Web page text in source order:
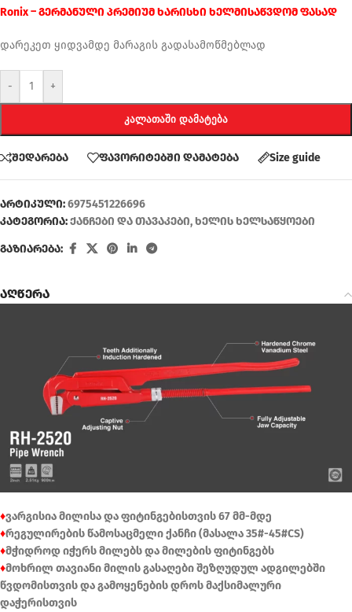
Ronix – გერმანული პრემიუმ ხარისხი ხელმისაწვდომ ფასად
დარეკეთ ყიდვამდე მარაგის გადასამოწმებლად
- +
ᲙᲐᲚᲐᲗᲐᲨᲘ ᲓᲐᲛᲐᲢᲔᲑᲐ
შედარება ფავორიტებში დამატება Size guide
არტიკული:6975451226696
კატეგორია:ქანჩები და თავაკები,ხელის ხელსაწყოები
გაზიარება:
აღწერა
♦ვარგისია მილისა და ფიტინგებისთვის 67 მმ-მდე
♦რეგულირების წამოსაცმელი ქანჩი (მასალა 35#-45#CS)
♦მჭიდროდ იჭერს მილებს და მილების ფიტინგებს
♦მოხრილ თავიანი მილის გასაღები შეზღუდულ ადგილებში
წვდომისთვის და გამოყენების დროს მაქსიმალური
დაჭერისთვის